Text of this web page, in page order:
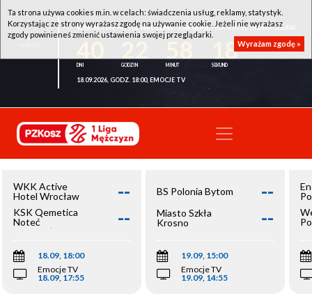
WKK ACTIVE HOTEL WROCŁAW - KSK QEMETICA NOTEĆ INOWROCŁAW
18
18.09.2026, GODZ. 18:00, EMOCJE TV
WKK Active
Hotel Wrocław
--
KSK Qemetica
Noteć
Inowrocław
--
18.09, 18:00
Emocje TV
18.09, 17:55
BS Polonia Bytom --
Miasto Szkła
Krosno
--
19.09, 15:00
Emocje TV
19.09, 14:55
Ta strona używa cookies m.in. w celach: świadczenia usług, reklamy, statystyk.
Korzystając ze strony wyrażasz zgodę na używanie cookie. Jeżeli nie wyrażasz
zgody powinieneś zmienić ustawienia swojej przeglądarki.
Wyrażam zgodę »